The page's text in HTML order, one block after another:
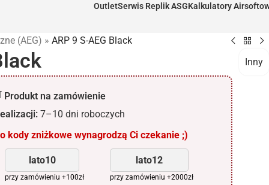
OutletSerwis Replik ASGKalkulatory
(AEG) » ARP 9 S-AEG Black
Inny
Produkt na zamówienie
7–10 dni roboczych
kody zniżkowe wynagrodzą Ci czekanie ;)
lato10
przy zamówieniu +100zł
lato12
przy zamówieniu +2000zł